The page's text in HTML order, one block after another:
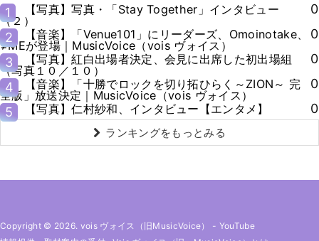
1
【写真】写真・「Stay Together」インタビュー
（２）
0
2
【音楽】「Venue101」にリーダーズ、Omoinotake、
≠MEが登場｜MusicVoice（vois ヴォイス）
0
3
【写真】紅白出場者決定、会見に出席した初出場組
（写真１０／１０）
0
4
【音楽】「十勝でロックを切り拓ひらく～ZION～ 完
全版」放送決定｜MusicVoice（vois ヴォイス）
0
5
【写真】仁村紗和、インタビュー【エンタメ】 0
ランキングをもっとみる
Copyright © 2026. vois ヴォイス（旧MusicVoice） - YouTube